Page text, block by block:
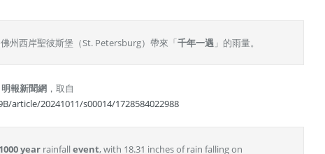
州西岸聖彼斯堡（St. Petersburg）帶來「千年一遇 」的雨量。
明報新聞網 ，取自
article/20241011/s00014/1728584022988
year rainfallevent, with 18.31 inches of rain falling on